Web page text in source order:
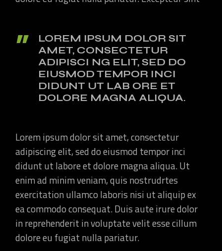
LOREM IPSUM DOLOR SIT
AMET, CONSECTETUR
ADIPISCI NG ELIT, SED DO
EIUSMOD TEMPOR INCI
DIDUNT UT LAB ORE ET
DOLORE MAGNA ALIQUA.
Lorem ipsum dolor sit amet, consectetur
adipiscing elit, sed do eiusmod tempor inci
didunt ut labore et dolore magna aliqua. Ut
enim ad minim veniam, quis nostrudrtes
exercitation ullamco laboris nisi ut aliquip ex
ea commodo consequat. Duis aute irure dolor
in reprehenderit in voluptate velit esse cillum
dolore eu fugiat nulla pariatur.